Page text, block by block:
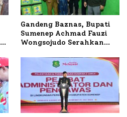
Gandeng Baznas, Bupati
Sumenep Achmad Fauzi
Wongsojudo Serahkan
Dua Kecamatan